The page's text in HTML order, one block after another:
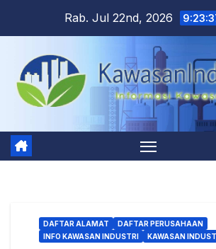
content
Rab. Jul 22nd, 2026
DAFTAR ALAMAT
DAFTAR PERUSAHAAN
INFO KAWASAN INDUSTRI
KAWASAN